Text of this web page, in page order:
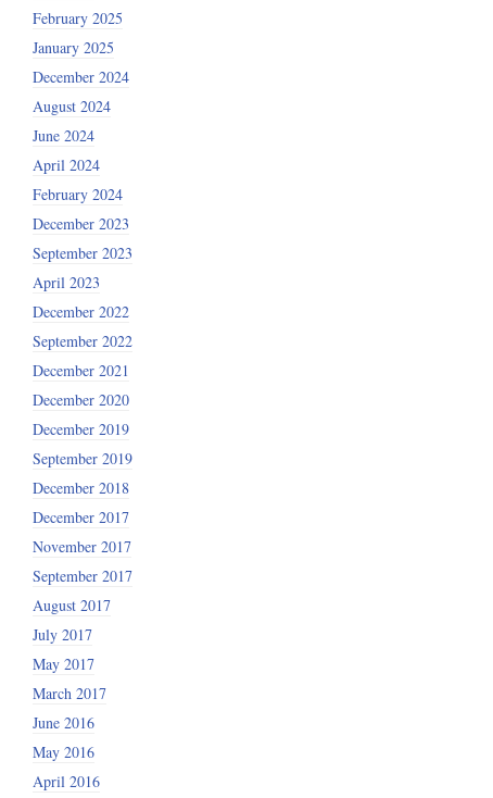
February 2025
January 2025
December 2024
August 2024
June 2024
April 2024
February 2024
December 2023
September 2023
April 2023
December 2022
September 2022
December 2021
December 2020
December 2019
September 2019
December 2018
December 2017
November 2017
September 2017
August 2017
July 2017
May 2017
March 2017
June 2016
May 2016
April 2016